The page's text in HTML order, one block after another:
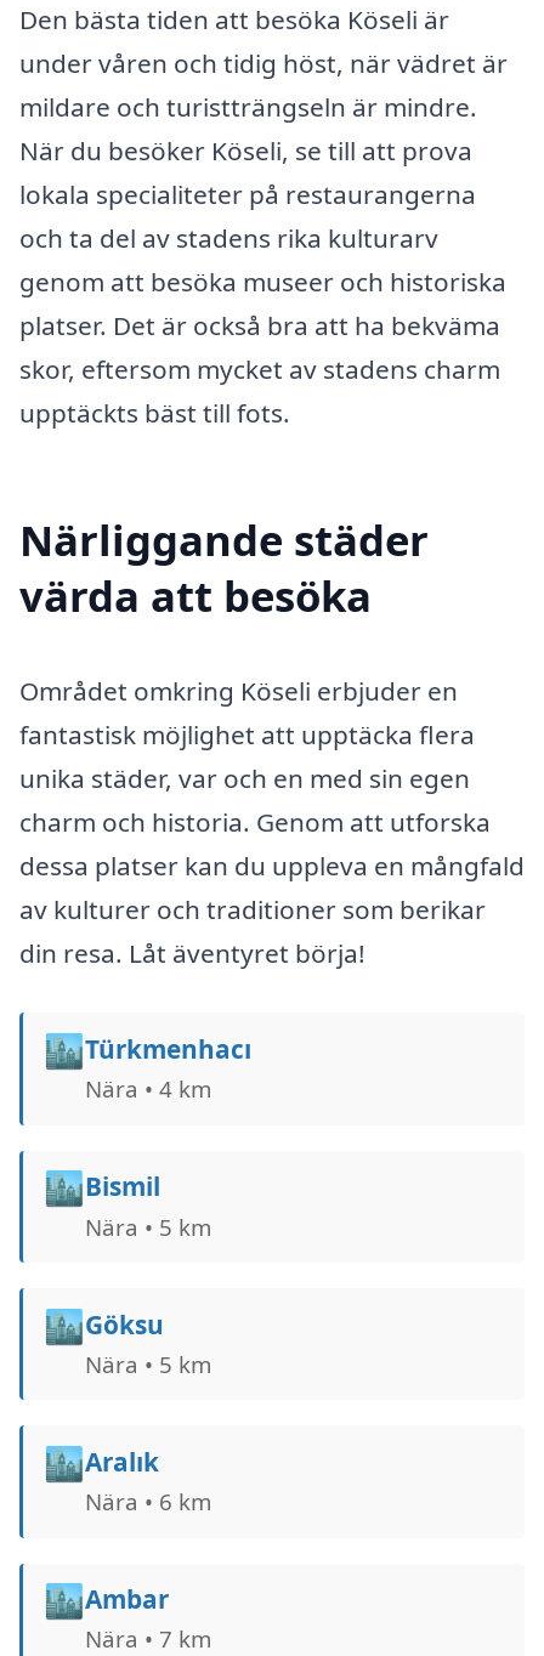
Den bästa tiden att besöka Köseli är
under våren och tidig höst, när vädret är
mildare och turistträngseln är mindre.
När du besöker Köseli, se till att prova
lokala specialiteter på restaurangerna
och ta del av stadens rika kulturarv
genom att besöka museer och historiska
platser. Det är också bra att ha bekväma
skor, eftersom mycket av stadens charm
upptäckts bäst till fots.
Närliggande städer
värda att besöka
Området omkring Köseli erbjuder en
fantastisk möjlighet att upptäcka flera
unika städer, var och en med sin egen
charm och historia. Genom att utforska
dessa platser kan du uppleva en mångfald
av kulturer och traditioner som berikar
din resa. Låt äventyret börja!
🏙️Türkmenhacı
Nära • 4 km
🏙️Bismil
Nära • 5 km
🏙️Göksu
Nära • 5 km
🏙️Aralık
Nära • 6 km
🏙️Ambar
Nära • 7 km